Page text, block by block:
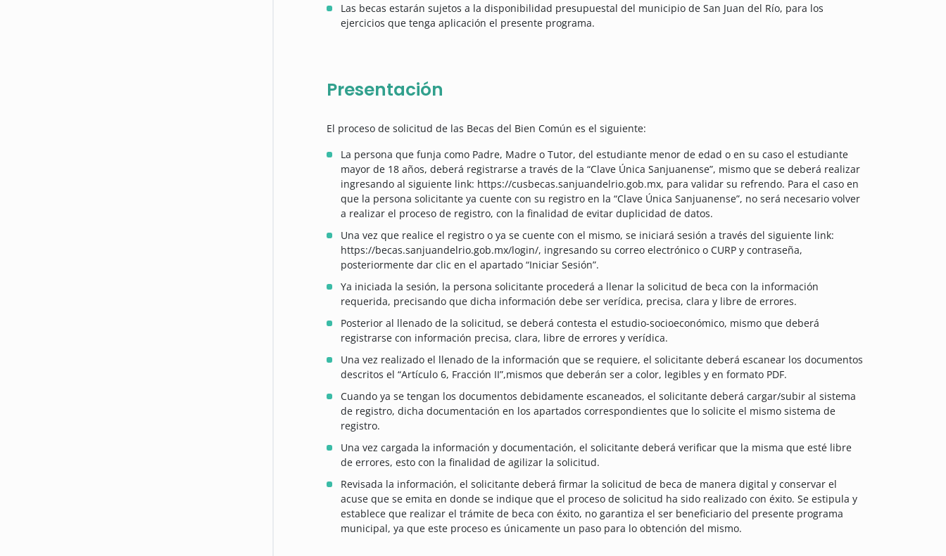
Las becas estarán sujetos a la disponibilidad presupuestal del municipio de San Juan del Río, para los
ejercicios que tenga aplicación el presente programa.
Presentación
El proceso de solicitud de las Becas del Bien Común es el siguiente:
La persona que funja como Padre, Madre o Tutor, del estudiante menor de edad o en su caso el estudiante
mayor de 18 años, deberá registrarse a través de la “Clave Única Sanjuanense”, mismo que se deberá realizar
ingresando al siguiente link: https://cusbecas.sanjuandelrio.gob.mx, para validar su refrendo. Para el caso en
que la persona solicitante ya cuente con su registro en la “Clave Única Sanjuanense”, no será necesario volver
a realizar el proceso de registro, con la finalidad de evitar duplicidad de datos.
Una vez que realice el registro o ya se cuente con el mismo, se iniciará sesión a través del siguiente link:
https://becas.sanjuandelrio.gob.mx/login/, ingresando su correo electrónico o CURP y contraseña,
posteriormente dar clic en el apartado “Iniciar Sesión”.
Ya iniciada la sesión, la persona solicitante procederá a llenar la solicitud de beca con la información
requerida, precisando que dicha información debe ser verídica, precisa, clara y libre de errores.
Posterior al llenado de la solicitud, se deberá contesta el estudio-socioeconómico, mismo que deberá
registrarse con información precisa, clara, libre de errores y verídica.
Una vez realizado el llenado de la información que se requiere, el solicitante deberá escanear los documentos
descritos el “Artículo 6, Fracción II”,mismos que deberán ser a color, legibles y en formato PDF.
Cuando ya se tengan los documentos debidamente escaneados, el solicitante deberá cargar/subir al sistema
de registro, dicha documentación en los apartados correspondientes que lo solicite el mismo sistema de
registro.
Una vez cargada la información y documentación, el solicitante deberá verificar que la misma que esté libre
de errores, esto con la finalidad de agilizar la solicitud.
Revisada la información, el solicitante deberá firmar la solicitud de beca de manera digital y conservar el
acuse que se emita en donde se indique que el proceso de solicitud ha sido realizado con éxito. Se estipula y
establece que realizar el trámite de beca con éxito, no garantiza el ser beneficiario del presente programa
municipal, ya que este proceso es únicamente un paso para lo obtención del mismo.